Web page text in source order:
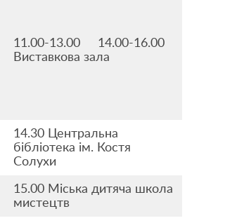
11.00-13.00 14.00-16.00
Виставкова зала
14.30 Центральна
бібліотека ім. Костя
Солухи
15.00 Міська дитяча школа
мистецтв